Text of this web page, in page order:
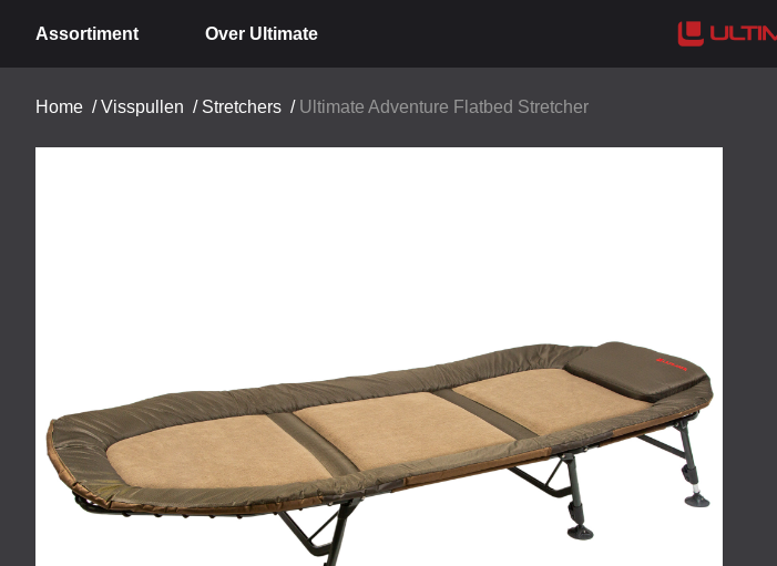
Assortiment Over Ultimate
Home /Visspullen / Stretchers / Ultimate Adventure Flatbed Stretcher